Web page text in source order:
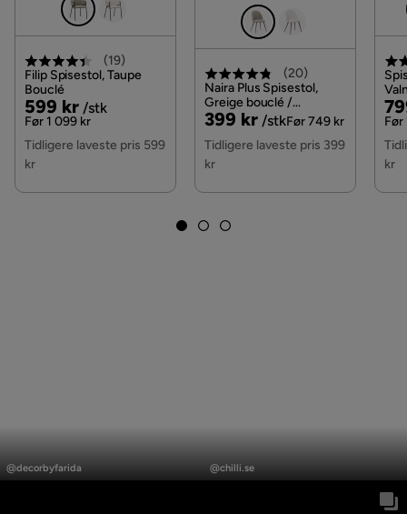
Serie
Stoffnavn
Madrass Fjærmadrass
Materiale overmadrass Skum
(19)
Filip Spisestol, Taupe
Bouclé
Pris
599 kr /stk
Original
Pris
Før 1 099 kr
Tidligere laveste pris 599
kr
(20)
Naira Plus Spisestol,
Greige bouclé /
Metallben valnøtt
Pris
399 kr /stk
Original
Pris
Før 749 kr
Tidligere laveste pris 399
kr
Før
kr
publisert
@decorbyfarida
publisert
@chilli.se